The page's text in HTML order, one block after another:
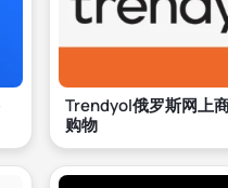
Trendyol俄罗斯网上
购物